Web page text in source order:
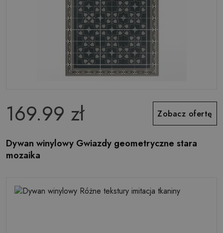
169.99 zł Zobacz ofertę
Dywan winylowy Gwiazdy geometryczne stara
mozaika